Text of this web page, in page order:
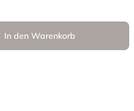
In den Warenkorb